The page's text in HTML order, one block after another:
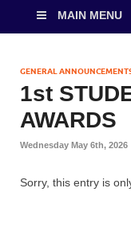
MAIN MENU
GENERAL
1st
AWARDS
Wednesday May 6th, 2026
Sorry, this entry is